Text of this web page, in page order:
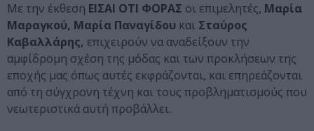
Με την έκθεση ΕΙΣΑΙ ΟΤΙ ΦΟΡΑΣ οι επιμελητές, Μαρία
Μαραγκού, Μαρία Παναγίδου και Σταύρος
Καβαλλάρης, επιχειρούν να αναδείξουν την
αμφίδρομη σχέση της μόδας και των προκλήσεων της
εποχής μας όπως αυτές εκφράζονται, και επηρεάζονται
από τη σύγχρονη τέχνη και τους προβληματισμούς που
νεωτεριστικά αυτή προβάλλει.